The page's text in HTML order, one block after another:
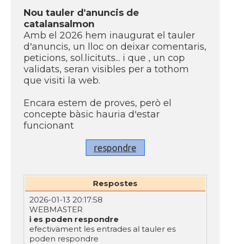
Nou tauler d'anuncis de
catalansalmon
Amb el 2026 hem inaugurat el tauler
d'anuncis, un lloc on deixar comentaris,
peticions, sol.licituts... i que , un cop
validats, seran visibles per a tothom
que visiti la web.
Encara estem de proves, però el
concepte bàsic hauria d'estar
funcionant
respondre
Respostes
2026-01-13 20:17:58
WEBMASTER
i es poden respondre
efectivament les entrades al tauler es
poden respondre